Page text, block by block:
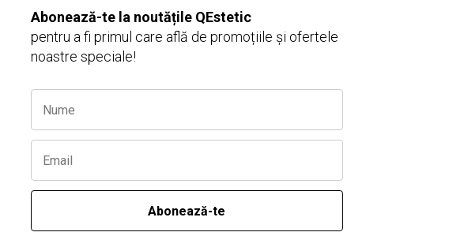
Abonează-te la noutățile QEstetic
pentru a fi primul care află de promoțiile și ofertele
noastre speciale!